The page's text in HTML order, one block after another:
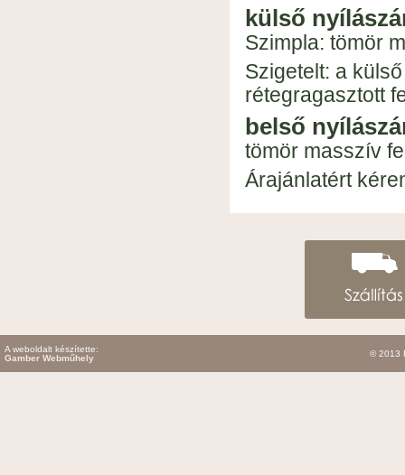
külső
Szimpla: tömör
Szigetelt: a
rétegragasztott
belső
tömör masszív
Árajánlatért
A weboldalt készítette:
Gamber Webműhely
© 2013